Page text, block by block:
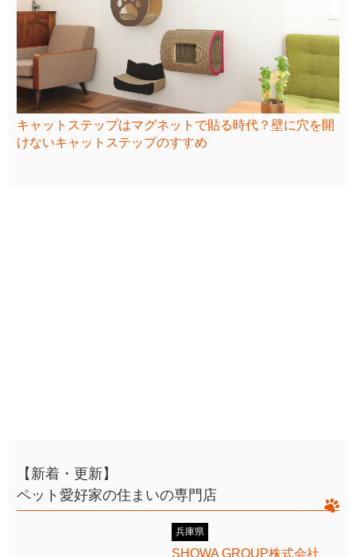
キャットステップはマグネットで貼る時代？壁に穴を開
けないキャットステップのすすめ
【新着・更新】
ペット愛好家の住まいの専門店
兵庫県
SHOWA GROUP株式会社